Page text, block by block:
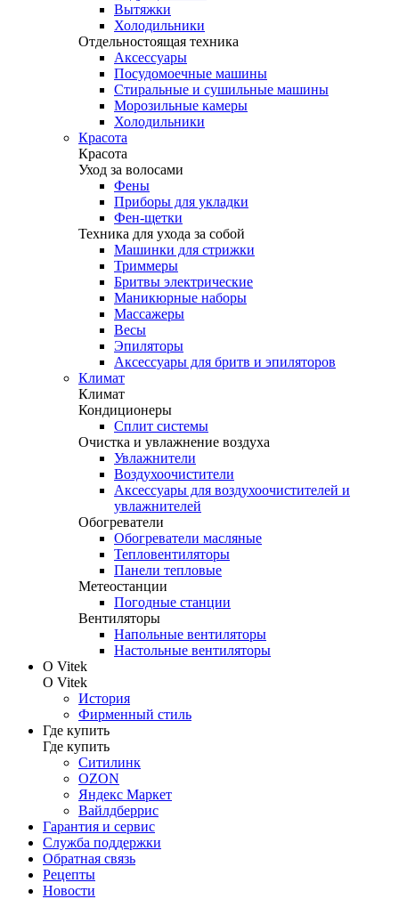
Вытяжки
Холодильники
Отдельностоящая техника
Аксессуары
Посудомоечные машины
Стиральные и сушильные машины
Морозильные камеры
Холодильники
Красота
Красота
Уход за волосами
Фены
Приборы для укладки
Фен-щетки
Техника для ухода за собой
Машинки для стрижки
Триммеры
Бритвы электрические
Маникюрные наборы
Массажеры
Весы
Эпиляторы
Аксессуары для бритв и эпиляторов
Климат
Климат
Кондиционеры
Сплит системы
Очистка и увлажнение воздуха
Увлажнители
Воздухоочистители
Аксессуары для воздухоочистителей и
увлажнителей
Обогреватели
Обогреватели масляные
Тепловентиляторы
Панели тепловые
Метеостанции
Погодные станции
Вентиляторы
Напольные вентиляторы
Настольные вентиляторы
О Vitek
О Vitek
История
Фирменный стиль
Где купить
Где купить
Ситилинк
OZON
Яндекс Маркет
Вайлдберрис
Гарантия и сервис
Служба поддержки
Обратная связь
Рецепты
Новости